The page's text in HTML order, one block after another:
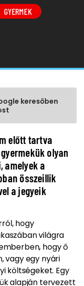
GYERMEK
keresőben
előtt tartva
olyan
amelyek a
összeillik
a jegyeik
hogy
világra
hogy ő
vagy egy nyári
költségeket. Egy
alapján tervezett